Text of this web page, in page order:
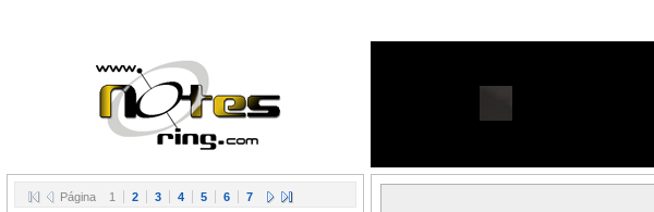
Página 1 2 3 4 5 6 7